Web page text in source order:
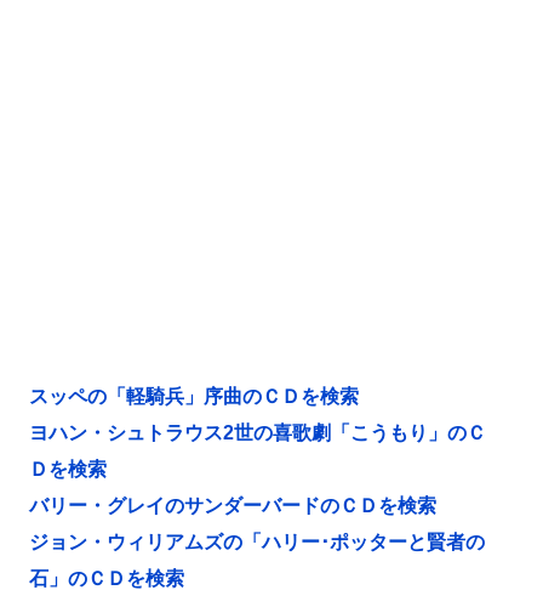
スッペの「軽騎兵」序曲のＣＤを検索
ヨハン・シュトラウス2世の喜歌劇「こうもり」のＣ
Ｄを検索
バリー・グレイのサンダーバードのＣＤを検索
ジョン・ウィリアムズの「ハリー･ポッターと賢者の
石」のＣＤを検索